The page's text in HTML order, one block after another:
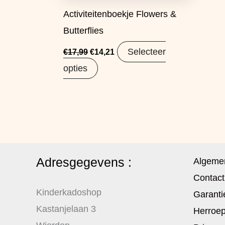
Activiteitenboekje Flowers &
Butterflies
€17,99 €14,21
Selecteer
opties
Adresgegevens :
Kinderkadoshop
Kastanjelaan 3
Contact